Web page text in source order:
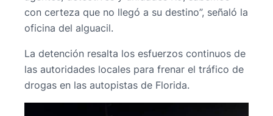
con certeza que no llegó a su destino”, señaló la
oficina del alguacil.
La detención resalta los esfuerzos continuos de
las autoridades locales para frenar el tráfico de
drogas en las autopistas de Florida.